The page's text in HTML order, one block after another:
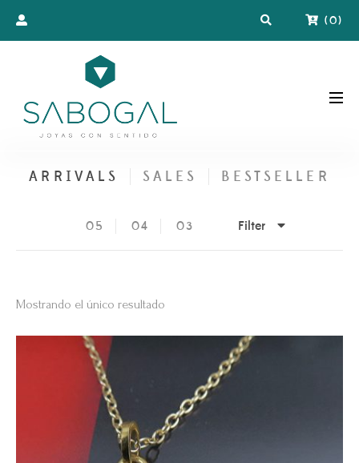
(0)
ARRIVALS SALES BESTSELLER
05 04 03 Filter
Mostrando el único resultado